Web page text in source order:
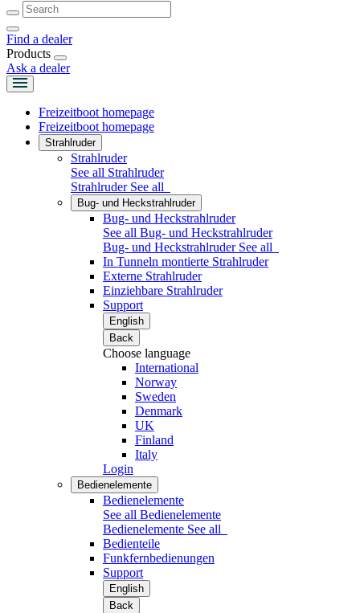
Find a dealer
Products
Ask a dealer
Freizeitboot homepage
Freizeitboot homepage
Strahlruder
Strahlruder
See all Strahlruder
Strahlruder See all
Bug- und Heckstrahlruder
Bug- und Heckstrahlruder
See all Bug- und Heckstrahlruder
Bug- und Heckstrahlruder See all
In Tunneln montierte Strahlruder
Externe Strahlruder
Einziehbare Strahlruder
Support
English
Back
Choose language
International
Norway
Sweden
Denmark
UK
Finland
Italy
Login
Bedienelemente
Bedienelemente
See all Bedienelemente
Bedienelemente See all
Bedienteile
Funkfernbedienungen
Support
English
Back